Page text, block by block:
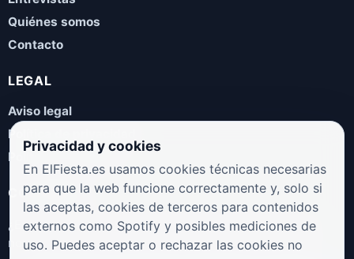
Quiénes somos
Contacto
LEGAL
Aviso legal
Política de privacidad
Política de cookies
COLABORA
¿Eres artista, manager, sello o promotor? Envíanos tus
novedades, galas, entrevistas o propuestas musicales.
Privacidad y cookies
En ElFiesta.es usamos cookies técnicas necesarias
para que la web funcione correctamente y, solo si
las aceptas, cookies de terceros para contenidos
externos como Spotify y posibles mediciones de
uso. Puedes aceptar o rechazar las cookies no